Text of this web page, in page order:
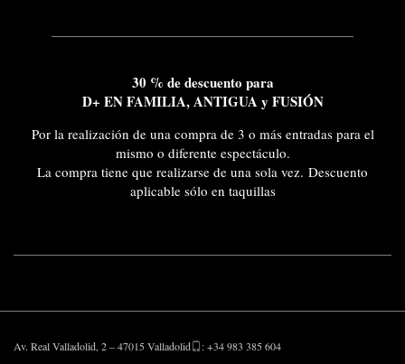
30 % de descuento para
D+ EN FAMILIA, ANTIGUA y FUSIÓN
Por la realización de una compra de 3 o más entradas para el
mismo o diferente espectáculo.
La compra tiene que realizarse de una sola vez. Descuento
aplicable sólo en taquillas
Av. Real Valladolid, 2 – 47015 Valladolid
: +34 983 385 604